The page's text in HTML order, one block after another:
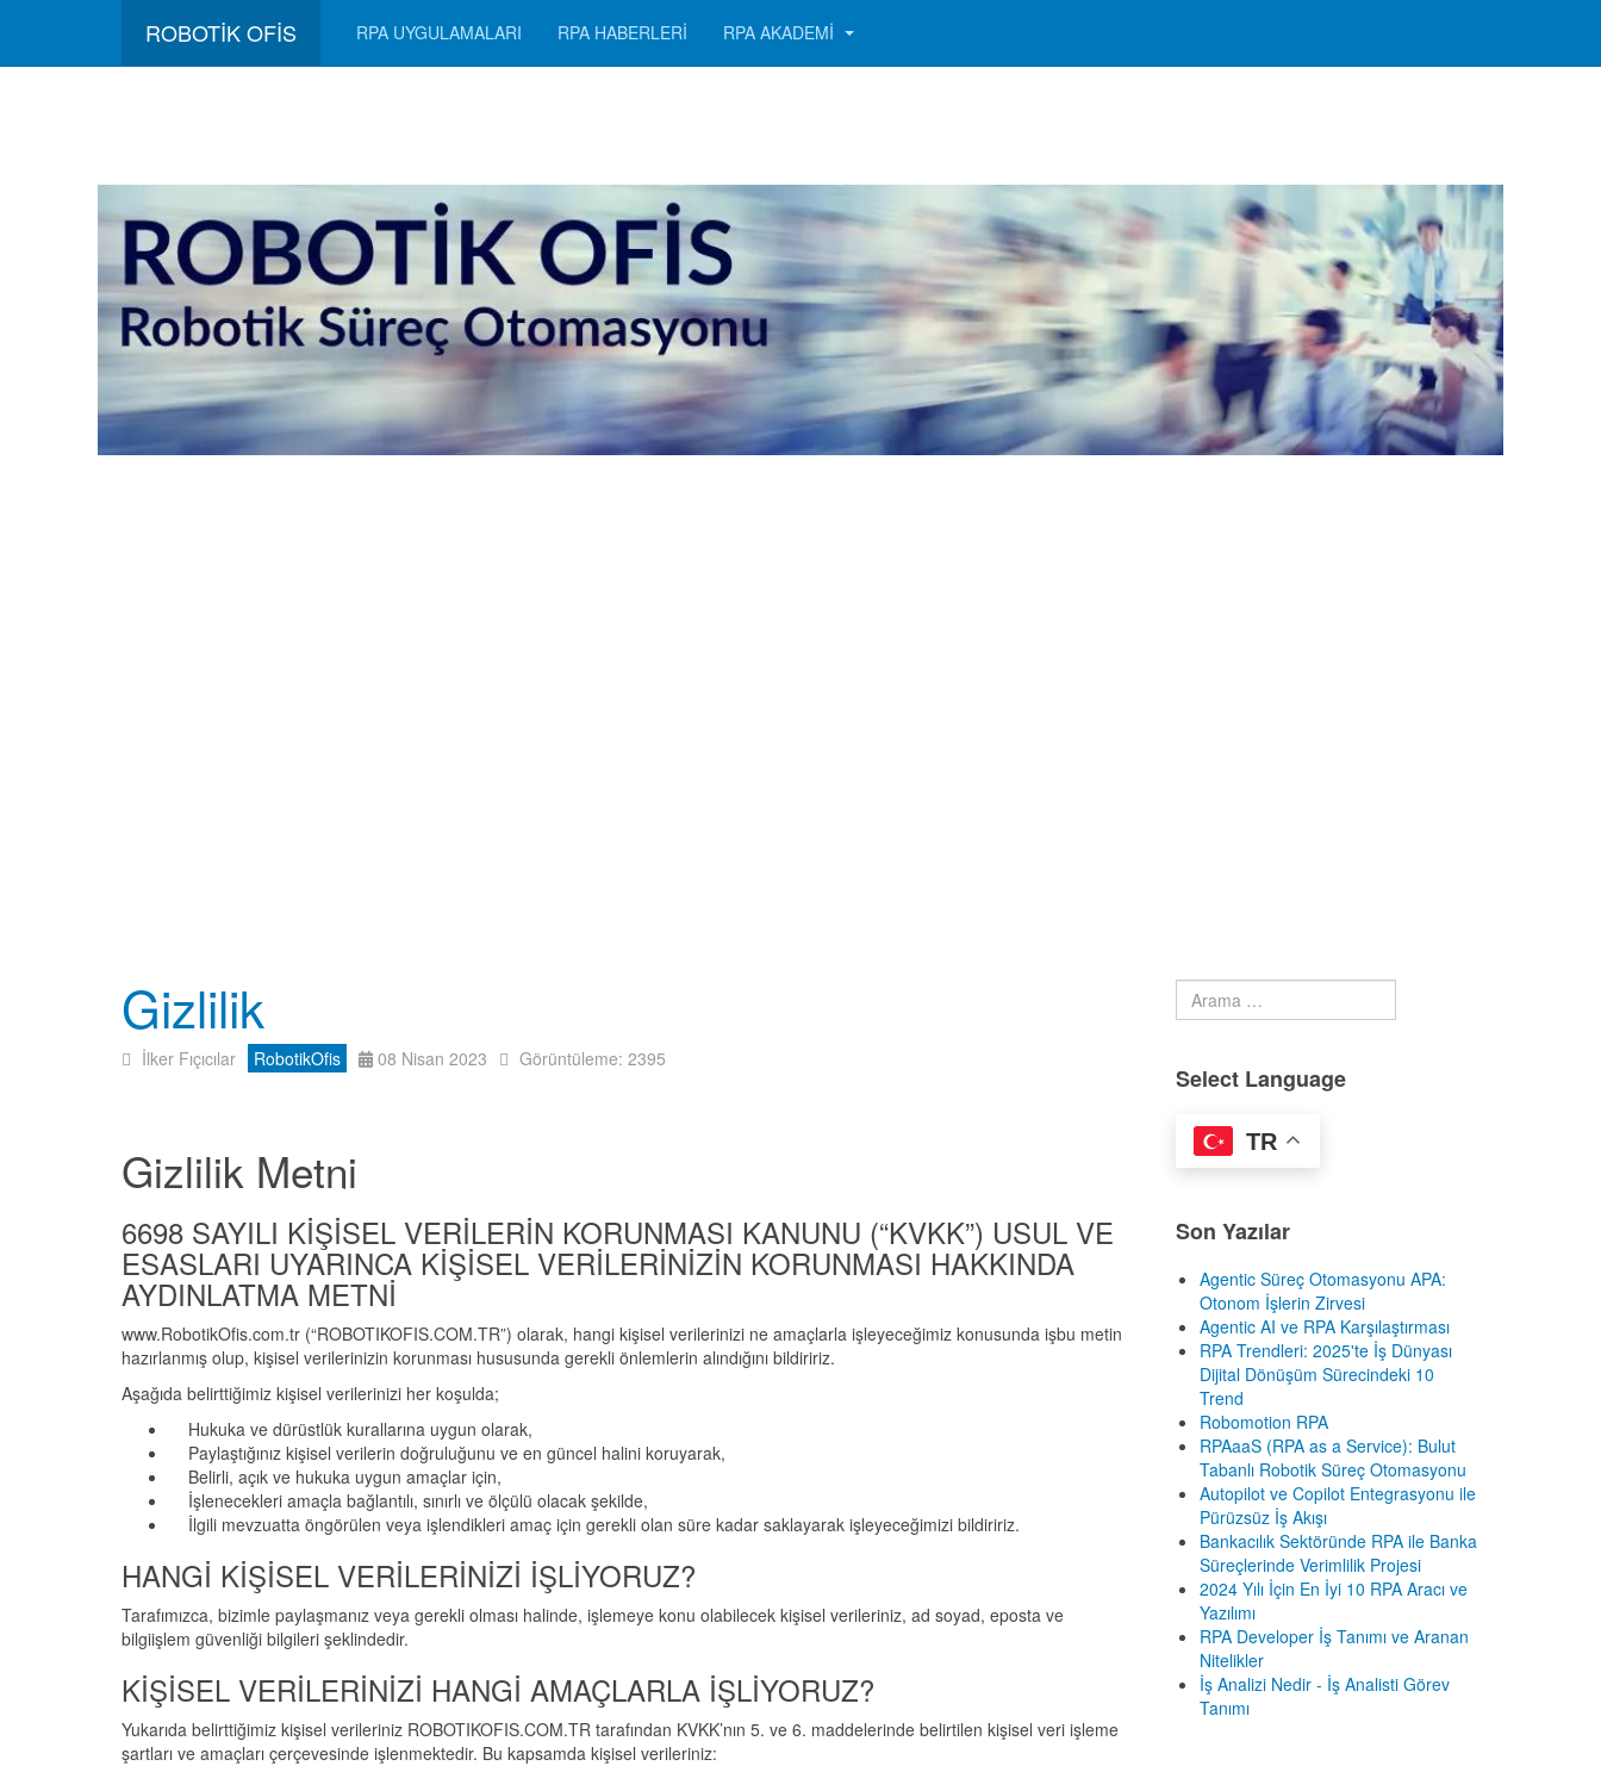
ROBOTİK OFİS RPA UYGULAMALARI RPA HABERLERİ RPA AKADEMİ
Gizlilik
İlker Fıçıcılar RobotikOfis 08 Nisan 2023 Görüntüleme: 2395
Gizlilik Metni
6698 SAYILI KİŞİSEL VERİLERİN KORUNMASI KANUNU (“KVKK”) USUL VE
ESASLARI UYARINCA KİŞİSEL VERİLERİNİZİN KORUNMASI HAKKINDA
AYDINLATMA METNİ
www.RobotikOfis.com.tr (“ROBOTIKOFIS.COM.TR”) olarak, hangi kişisel verilerinizi ne amaçlarla işleyeceğimiz konusunda işbu metin
hazırlanmış olup, kişisel verilerinizin korunması hususunda gerekli önlemlerin alındığını bildiririz.
Aşağıda belirttiğimiz kişisel verilerinizi her koşulda;
Hukuka ve dürüstlük kurallarına uygun olarak,
Paylaştığınız kişisel verilerin doğruluğunu ve en güncel halini koruyarak,
Belirli, açık ve hukuka uygun amaçlar için,
İşlenecekleri amaçla bağlantılı, sınırlı ve ölçülü olacak şekilde,
İlgili mevzuatta öngörülen veya işlendikleri amaç için gerekli olan süre kadar saklayarak işleyeceğimizi bildiririz.
HANGİ KİŞİSEL VERİLERİNİZİ İŞLİYORUZ?
Tarafımızca, bizimle paylaşmanız veya gerekli olması halinde, işlemeye konu olabilecek kişisel verileriniz, ad soyad, eposta ve
bilgiişlem güvenliği bilgileri şeklindedir.
KİŞİSEL VERİLERİNİZİ HANGİ AMAÇLARLA İŞLİYORUZ?
Yukarıda belirttiğimiz kişisel verileriniz ROBOTIKOFIS.COM.TR tarafından KVKK’nın 5. ve 6. maddelerinde belirtilen kişisel veri işleme
şartları ve amaçları çerçevesinde işlenmektedir. Bu kapsamda kişisel verileriniz:
Arama
Select Language
TR
Son Yazılar
Agentic Süreç Otomasyonu APA:
Otonom İşlerin Zirvesi
Agentic AI ve RPA Karşılaştırması
RPA Trendleri: 2025'te İş Dünyası
Dijital Dönüşüm Sürecindeki 10
Trend
Robomotion RPA
RPAaaS (RPA as a Service): Bulut
Tabanlı Robotik Süreç Otomasyonu
Autopilot ve Copilot Entegrasyonu ile
Pürüzsüz İş Akışı
Bankacılık Sektöründe RPA ile Banka
Süreçlerinde Verimlilik Projesi
2024 Yılı İçin En İyi 10 RPA Aracı ve
Yazılımı
RPA Developer İş Tanımı ve Aranan
Nitelikler
İş Analizi Nedir - İş Analisti Görev
Tanımı